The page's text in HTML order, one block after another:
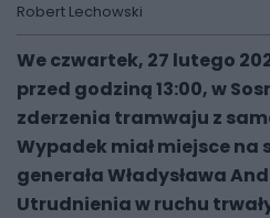
Robert Lechowski
We czwartek, 27 lutego
przed godziną 13:00, w
zderzenia tramwaju z
Wypadek miał miejsce na
generała Władysława
Utrudnienia w ruchu